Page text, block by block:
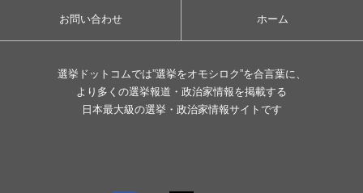
お問い合わせ ホーム
選挙ドットコムでは”選挙をオモシロク”を合言葉に、
より多くの選挙報道・政治家情報を掲載する
日本最大級の選挙・政治家情報サイトです